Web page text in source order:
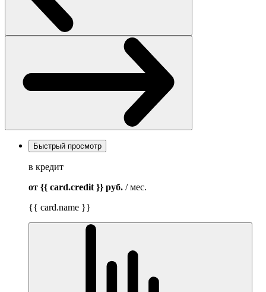
Быстрый просмотр
в кредит
от {{ card.credit }} руб. / мес.
{{ card.name }}